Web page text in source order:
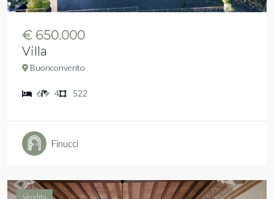
€ 650.000
Villa
Buonconvento
6 4 522
Finucci
Vendita